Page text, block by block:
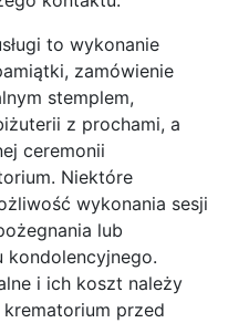
to wykonanie
zamówienie
stemplem,
z prochami, a
ceremonii
Niektóre
wykonania sesji
lub
kondolencyjnego.
i ich koszt należy
przed